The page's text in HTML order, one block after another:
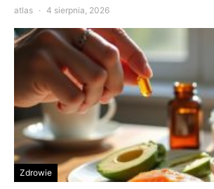
atlas 4 sierpnia, 2026
Zdrowie